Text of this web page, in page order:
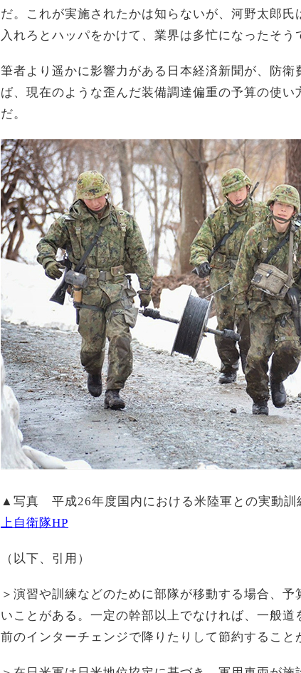
だ。これが実施されたかは知らないが、河野太郎
入れろとハッパをかけて、業界は多忙になったそう
筆者より遥かに影響力がある日本経済新聞が、防
ば、現在のような歪んだ装備調達偏重の予算の使
だ。
▲写真 平成26年度国内における米陸軍との実動訓
上自衛隊HP
（以下、引用）
＞演習や訓練などのために部隊が移動する場合、
いことがある。一定の幹部以上でなければ、一般
前のインターチェンジで降りたりして節約すること